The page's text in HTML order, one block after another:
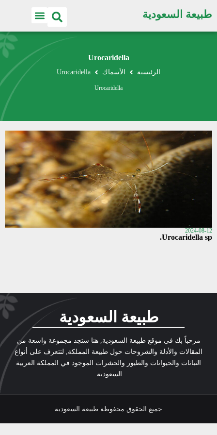
طبيعة السعودية
Urocaridella
الرئيسية الأسماك Urocaridella
Urocaridella
2024-08-12
Urocaridella sp.
طبيعة السعودية
مرحباً بك في موقع طبيعة السعودية, هنا ستجد مجموعة واسعة من
المقالات والأدلة والشروحات حول طبيعة المملكة, لتتعرف على أنواع
النباتات والحيوانات والطيور والحشرات الموجود في المملكة العربية
السعودية.
جميع الحقوق محفوظة طبيعة السعودية